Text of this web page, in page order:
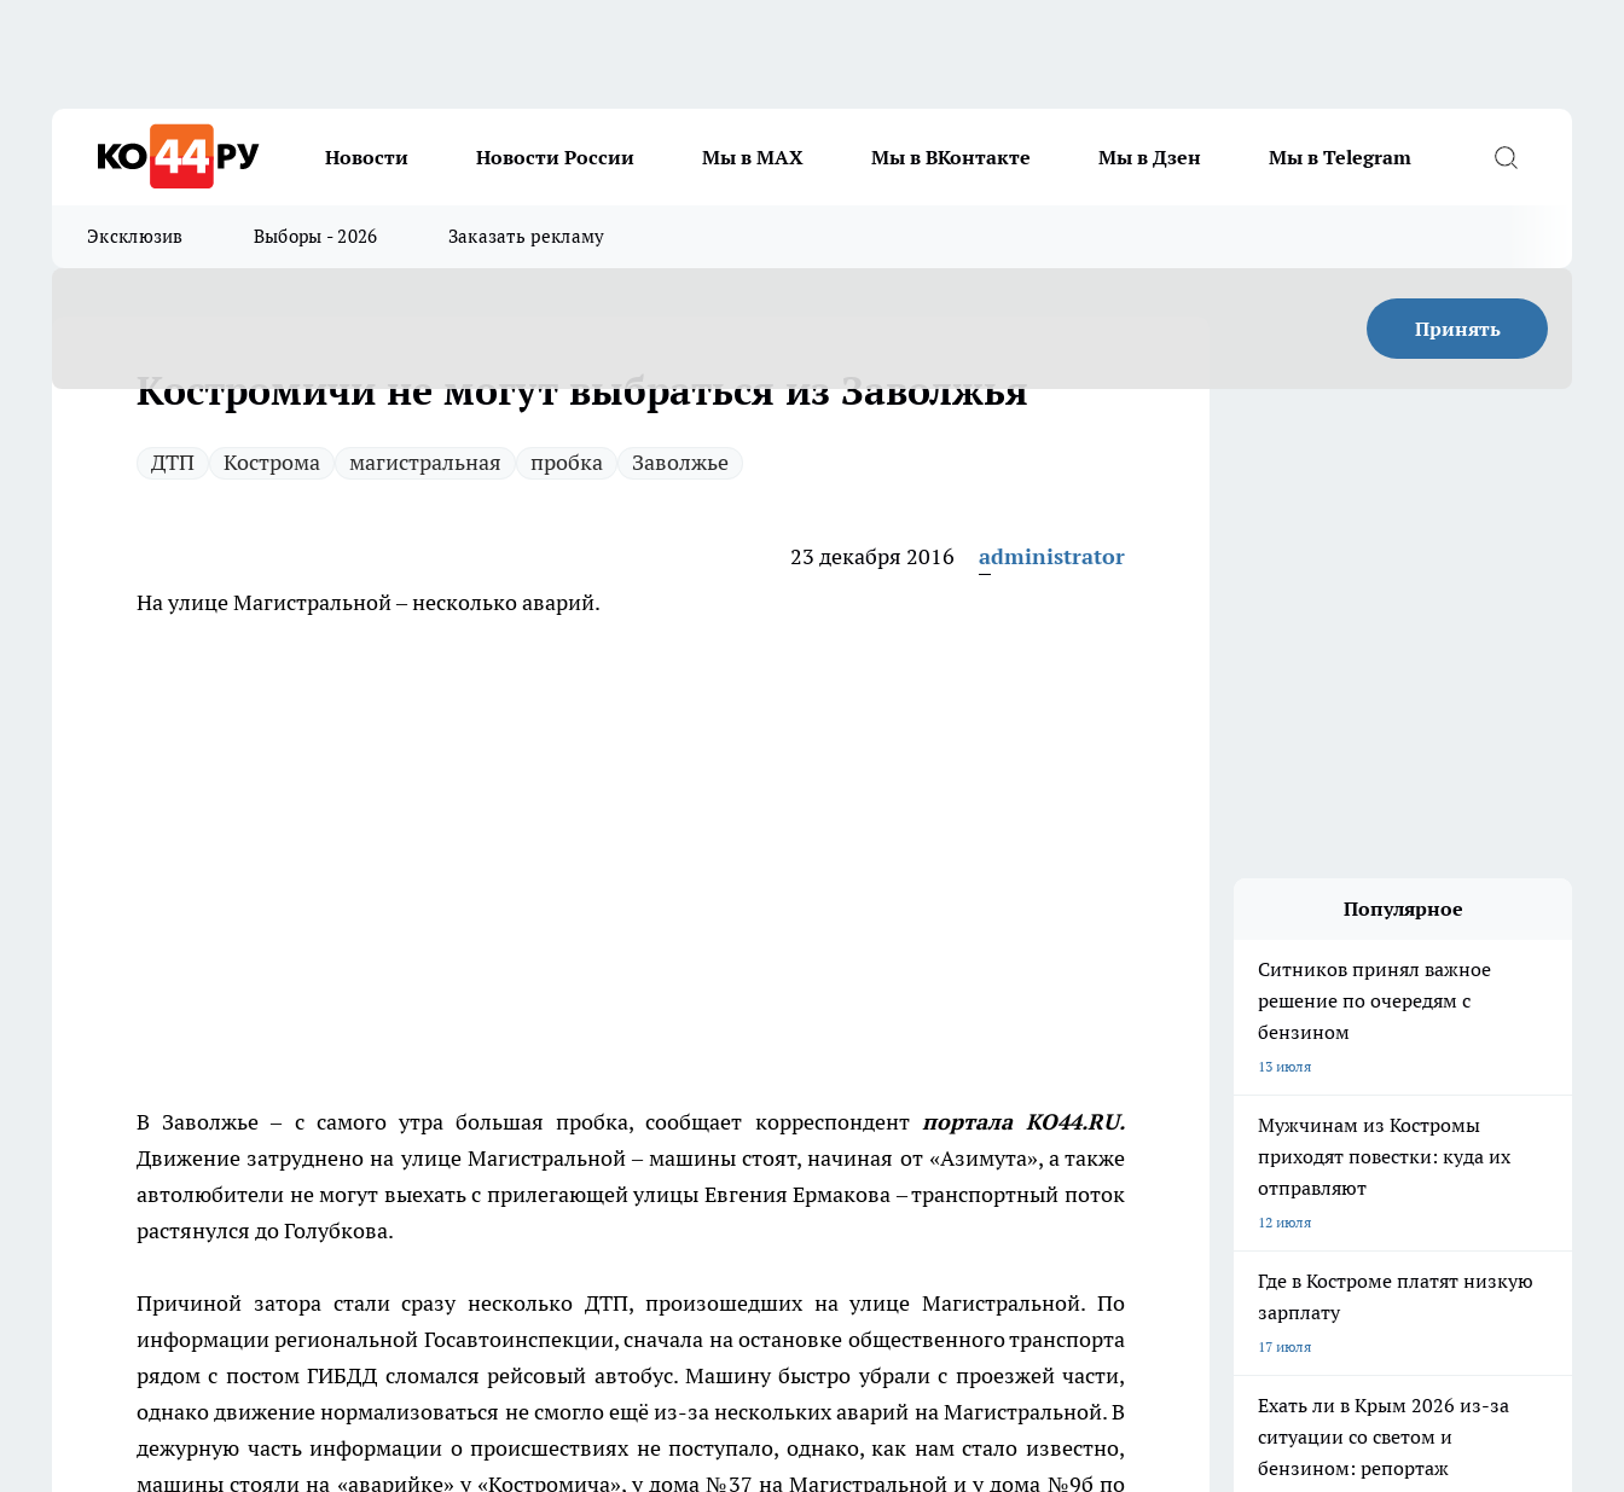
Новости Новости России Мы в MAX Мы в ВКонтакте Мы в Дзен Мы в Telegram
Эксклюзив Выборы - 2026 Заказать рекламу
Принять
Костромичи не могут выбраться из Заволжья
ДТП Кострома магистральная пробка Заволжье
23 декабря 2016
administrator
На улице Магистральной – несколько аварий.
В Заволжье – с самого утра большая пробка, сообщает корреспондент портала КО44.RU.
Движение затруднено на улице Магистральной – машины стоят, начиная от «Азимута», а также
автолюбители не могут выехать с прилегающей улицы Евгения Ермакова – транспортный поток
растянулся до Голубкова.
Причиной затора стали сразу несколько ДТП, произошедших на улице Магистральной. По
информации региональной Госавтоинспекции, сначала на остановке общественного транспорта
рядом с постом ГИБДД сломался рейсовый автобус. Машину быстро убрали с проезжей части,
однако движение нормализоваться не смогло ещё из-за нескольких аварий на Магистральной. В
дежурную часть информации о происшествиях не поступало, однако, как нам стало известно,
машины стояли на «аварийке» у «Костромича», у дома №37 на Магистральной и у дома №9б по
Популярное
Ситников принял важное
решение по очередям с
бензином
13 июля
Мужчинам из Костромы
приходят повестки: куда их
отправляют
12 июля
Где в Костроме платят низкую
зарплату
17 июля
Ехать ли в Крым 2026 из-за
ситуации со светом и
бензином: репортаж